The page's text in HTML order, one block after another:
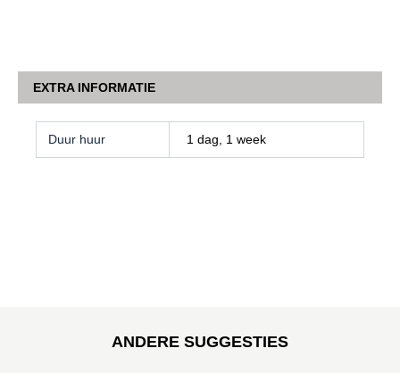
EXTRA INFORMATIE
Duur huur 1 dag, 1 week
ANDERE SUGGESTIES